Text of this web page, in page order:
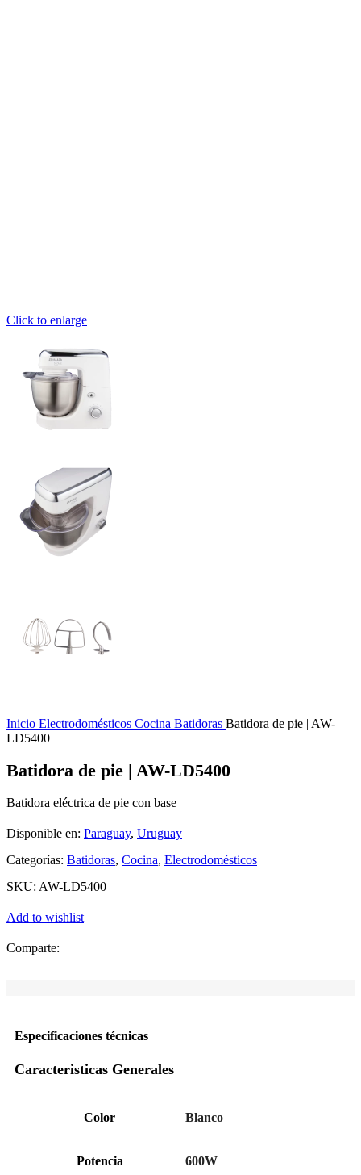
Click to enlarge
Inicio Electrodomésticos Cocina Batidoras Batidora de pie | AW-
LD5400
Batidora de pie | AW-LD5400
Batidora eléctrica de pie con base
Disponible en: Paraguay, Uruguay
Categorías: Batidoras, Cocina, Electrodomésticos
SKU: AW-LD5400
Add to wishlist
Comparte:
Especificaciones técnicas
Caracteristicas Generales
Color Blanco
Potencia 600W